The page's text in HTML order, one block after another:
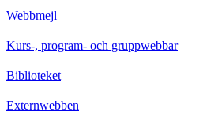
Webbmejl
Kurs-, program- och gruppwebbar
Biblioteket
Externwebben